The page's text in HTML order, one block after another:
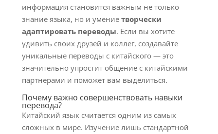
информация становится важным не только
знание языка, но и умение творчески
адаптировать переводы. Если вы хотите
удивить своих друзей и коллег, создавайте
уникальные переводы с китайского — это
значительно упростит общение с китайскими
партнерами и поможет вам выделиться.
Почему важно совершенствовать навыки
перевода?
Китайский язык считается одним из самых
сложных в мире. Изучение лишь стандартной